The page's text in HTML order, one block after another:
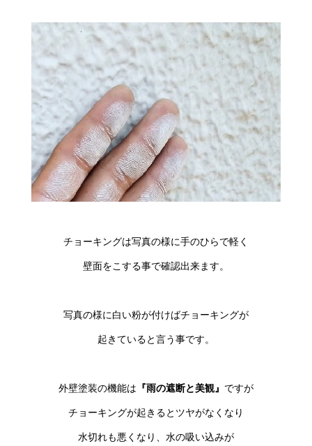
チョーキングは写真の様に手のひらで軽く
壁面をこする事で確認出来ます。
写真の様に白い粉が付けばチョーキングが
起きていると言う事です。
外壁塗装の機能は 『雨の遮断と美観』 ですが
チョーキングが起きるとツヤがなくなり
水切れも悪くなり、水の吸い込みが